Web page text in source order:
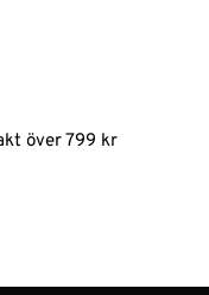
över 799 kr